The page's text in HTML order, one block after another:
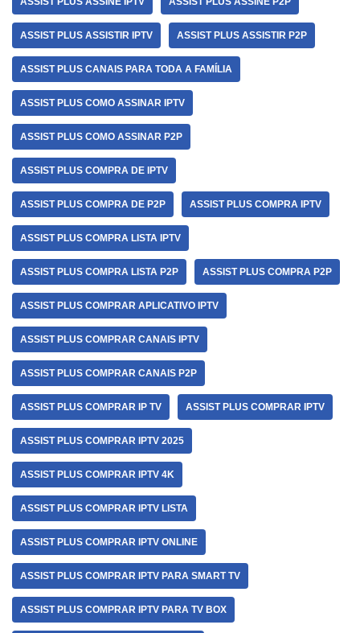
ASSIST PLUS ASSISTIR IPTV ASSIST PLUS ASSISTIR P2P
ASSIST PLUS CANAIS PARA TODA A FAMÍLIA
ASSIST PLUS COMO ASSINAR IPTV
ASSIST PLUS COMO ASSINAR P2P
ASSIST PLUS COMPRA DE IPTV
ASSIST PLUS COMPRA DE P2P ASSIST PLUS COMPRA IPTV
ASSIST PLUS COMPRA LISTA IPTV
ASSIST PLUS COMPRA LISTA P2P ASSIST PLUS COMPRA P2P
ASSIST PLUS COMPRAR APLICATIVO IPTV
ASSIST PLUS COMPRAR CANAIS IPTV
ASSIST PLUS COMPRAR CANAIS P2P
ASSIST PLUS COMPRAR IP TV ASSIST PLUS COMPRAR IPTV
ASSIST PLUS COMPRAR IPTV 2025
ASSIST PLUS COMPRAR IPTV 4K
ASSIST PLUS COMPRAR IPTV LISTA
ASSIST PLUS COMPRAR IPTV ONLINE
ASSIST PLUS COMPRAR IPTV PARA SMART TV
ASSIST PLUS COMPRAR IPTV PARA TV BOX